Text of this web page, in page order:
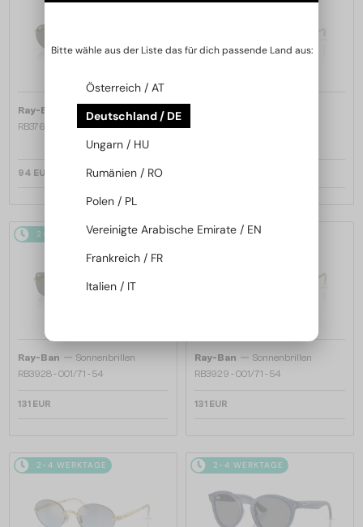
Ray-Ban
Sonnenbrillen
RB3767 - 001/71 - 54
94 EUR
2-4 WERKTAGE
Ray-Ban — Sonnenbrillen
RB3928 - 001/71 - 54
131 EUR
2-4 WERKTAGE
Ray-Ban — Sonnenbrillen
RB3929 - 001/71 - 54
131 EUR
2-4 WERKTAGE 2-4 WERKTAGE
Bitte wähle aus der Liste das für dich passende Land aus:
Österreich / AT
Deutschland / DE
Ungarn / HU
Rumänien / RO
Polen / PL
Vereinigte Arabische Emirate / EN
Frankreich / FR
Italien / IT